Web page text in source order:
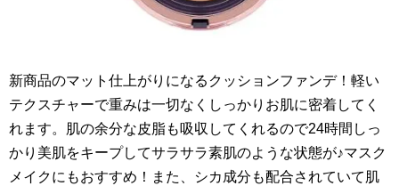
新商品のマット仕上がりになるクッションファンデ！軽い
テクスチャーで重みは一切なくしっかりお肌に密着してく
れます。肌の余分な皮脂も吸収してくれるので24時間しっ
かり美肌をキープしてサラサラ素肌のような状態が♪マスク
メイクにもおすすめ！また、シカ成分も配合されていて肌